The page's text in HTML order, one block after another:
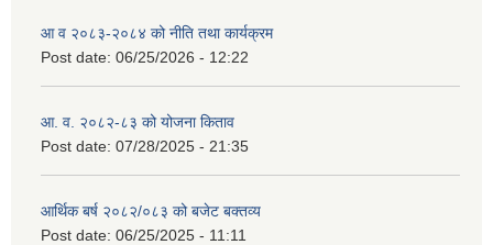
आ व २०८३-२०८४ को नीति तथा कार्यक्रम
Post date: 06/25/2026 - 12:22
आ. व. २०८२-८३ को योजना किताव
Post date: 07/28/2025 - 21:35
आर्थिक बर्ष २०८२/०८३ को बजेट बक्तव्य
Post date: 06/25/2025 - 11:11